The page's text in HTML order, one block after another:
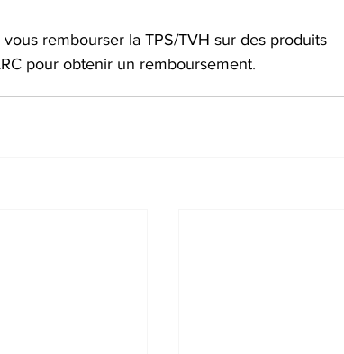
rembourser la TPS/TVH sur des produits
pour obtenir un remboursement.